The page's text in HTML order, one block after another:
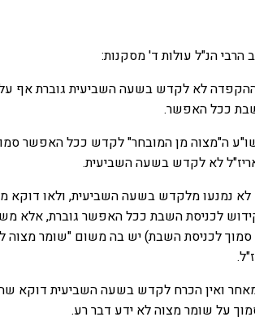
הרבי הנ"ל עולות ד' מסקנות:
לא לקדש בשעה השביעית גוברת אף
ככל האפשר.
ה"מצוה מן המובחר" לקדש ככל האפשר
לא לקדש בשעה השביעית.
לא נמנעו מלקדש בשעה השביעית, ולאו דוקא
לכניסת השבת ככל האפשר גוברת, אלא
לכניסת השבת) יש בה משום "שומר מצוה
ואין הכרח לקדש בשעה השביעית דוקא
על שומר מצוה לא ידע דבר רע.